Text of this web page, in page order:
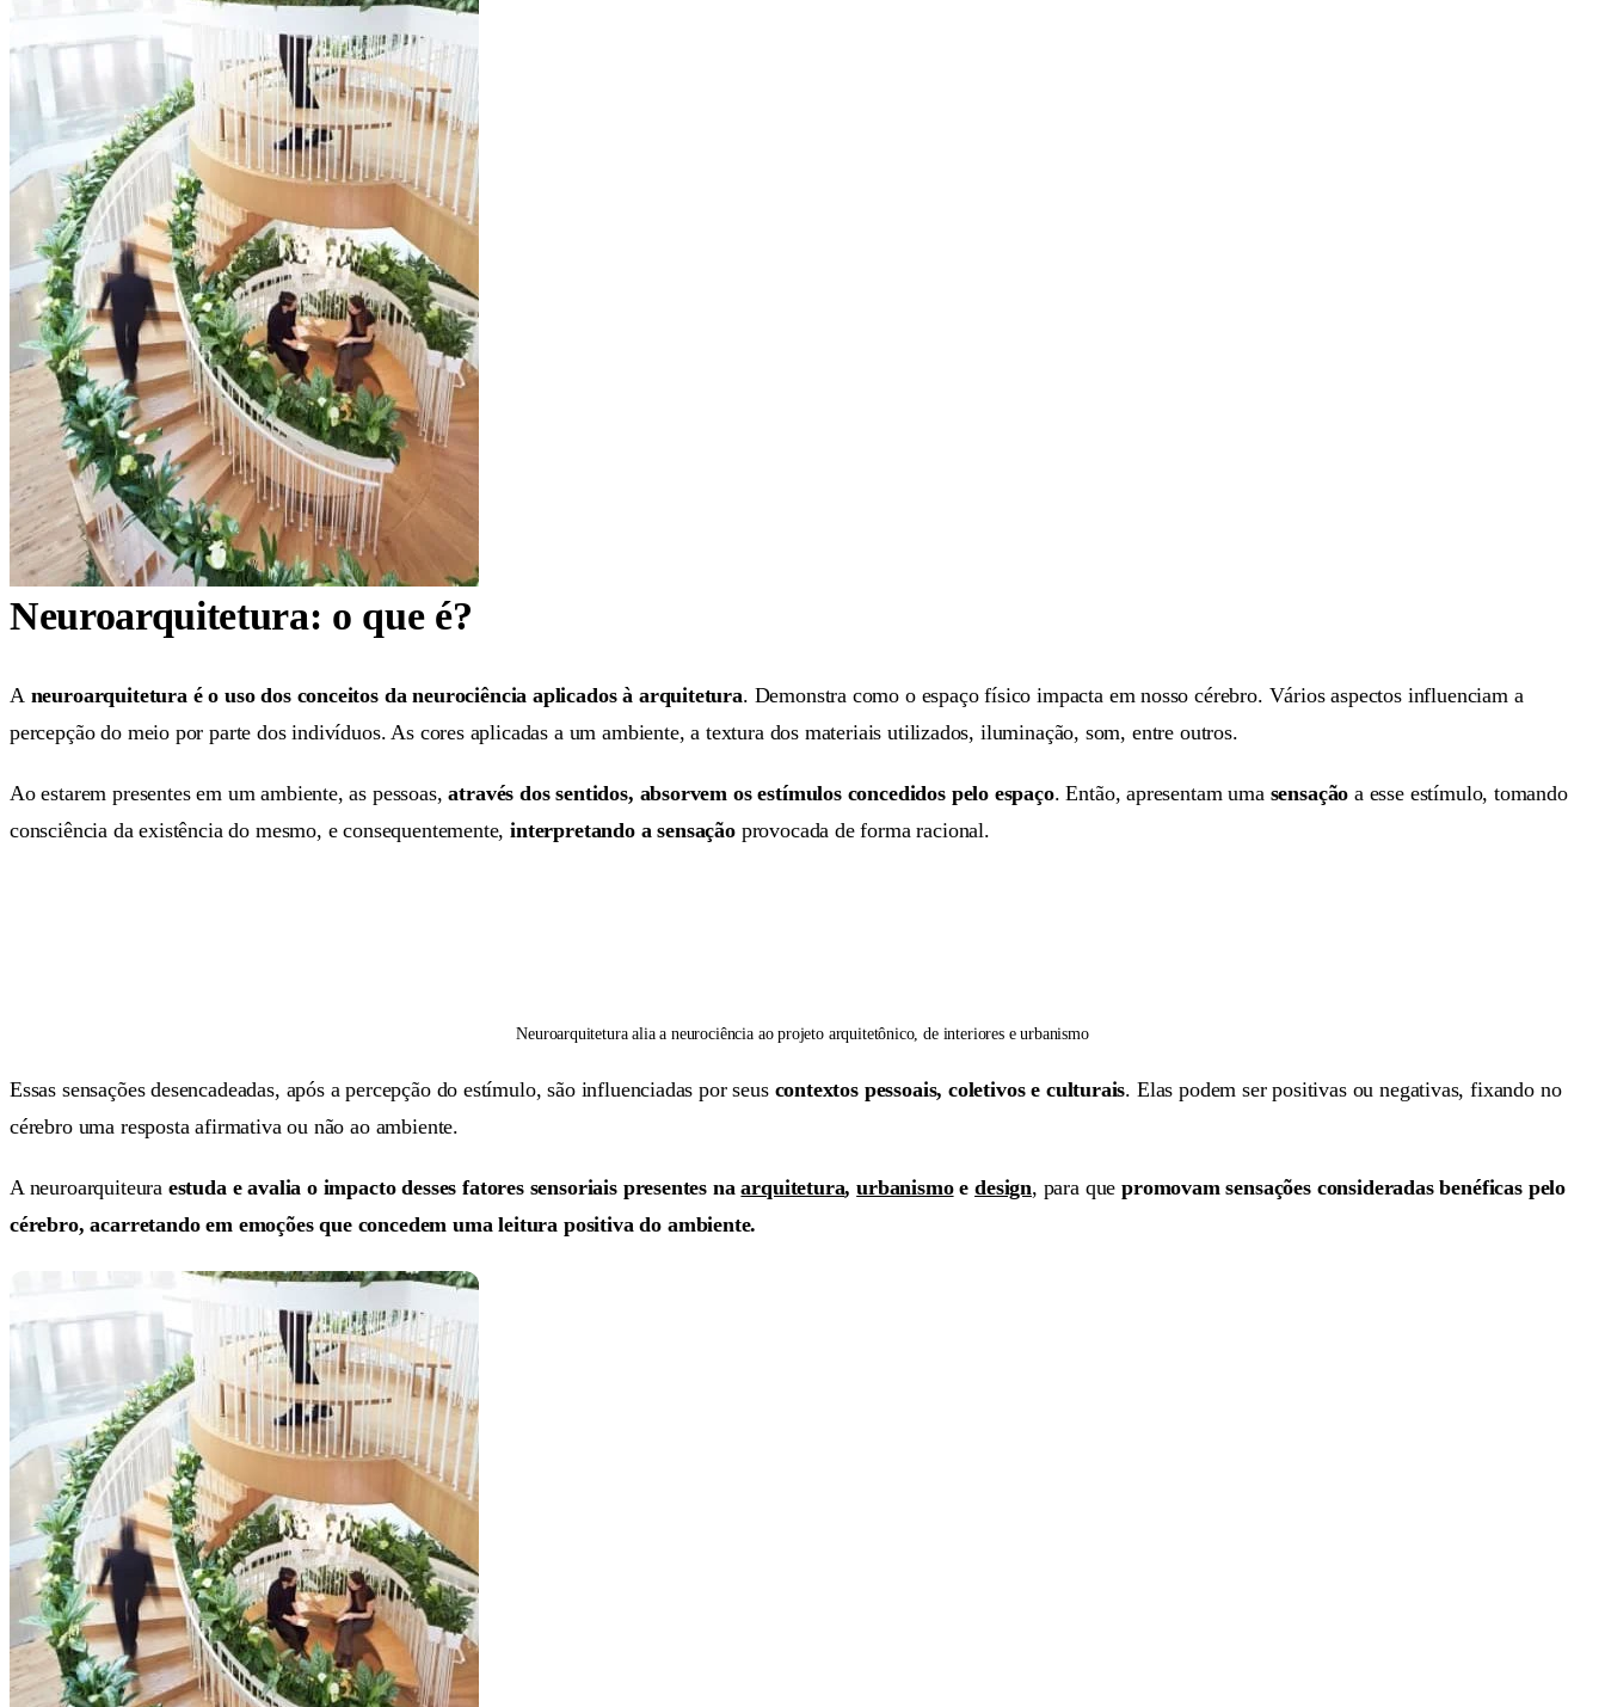
Neuroarquitetura: o que é?
Aneuroarquitetura é o uso dos conceitos da neurociência aplicados à arquitetura. Demonstra como o espaço físico impacta em nosso cérebro. Vários aspectos influenciam a
percepção do meio por parte dos indivíduos. As cores aplicadas a um ambiente, a textura dos materiais utilizados, iluminação, som, entre outros.
Ao estarem presentes em um ambiente, as pessoas,através dos sentidos, absorvem os estímulos concedidos pelo espaço. Então, apresentam umasensação a esse estímulo, tomando
consciência da existência do mesmo, e consequentemente,interpretando a sensaçãoprovocada de forma racional.
Neuroarquitetura alia a neurociência ao projeto arquitetônico, de interiores e urbanismo
Essas sensações desencadeadas, após a percepção do estímulo, são influenciadas por seus contextos pessoais, coletivos e culturais. Elas podem ser positivas ou negativas, fixando no
cérebro uma resposta afirmativa ou não ao ambiente.
A neuroarquiteura estuda e avalia o impacto desses fatores sensoriais presentes naarquitetura,urbanismoedesign, para quepromovam sensações consideradas benéficas pelo
cérebro, acarretando em emoções que concedem uma leitura positiva do ambiente.